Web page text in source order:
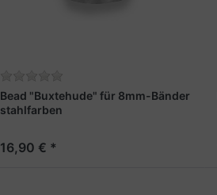
Bead "Buxtehude" für 8mm-Bänder
stahlfarben
16,90 € *